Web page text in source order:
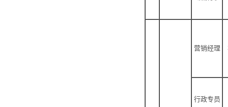
营销经理
行政专员